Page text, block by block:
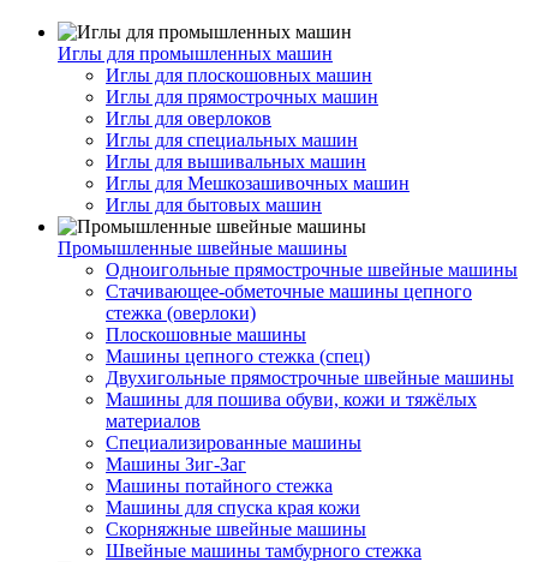
Иглы для промышленных машин
Иглы для плоскошовных машин
Иглы для прямострочных машин
Иглы для оверлоков
Иглы для специальных машин
Иглы для вышивальных машин
Иглы для Мешкозашивочных машин
Иглы для бытовых машин
Промышленные швейные машины
Одноигольные прямострочные швейные машины
Стачивающее-обметочные машины цепного
стежка (оверлоки)
Плоскошовные машины
Машины цепного стежка (спец)
Двухигольные прямострочные швейные машины
Машины для пошива обуви, кожи и тяжёлых
материалов
Специализированные машины
Машины Зиг-Заг
Машины потайного стежка
Машины для спуска края кожи
Скорняжные швейные машины
Швейные машины тамбурного стежка